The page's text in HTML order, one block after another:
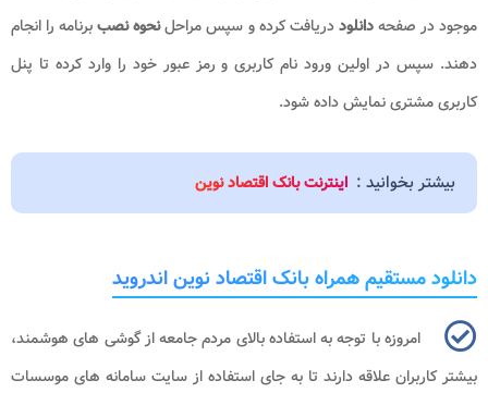
موجود در صفحهدانلوددریافت کرده و سپس مراحلنحوه نصببرنامه را انجام
دهند. سپس در اولین ورود نام کاربری و رمز عبور خود را وارد کرده تا پنل
کاربری مشتری نمایش داده شود.
بیشتر بخوانید : اینترنت بانک اقتصاد نوین
دانلود مستقیم همراه بانک اقتصاد نوین اندروید
امروزه با توجه به استفاده بالای مردم جامعه از گوشی های هوشمند،
بیشتر کاربران علاقه دارند تا به جای استفاده از سایت سامانه های موسسات